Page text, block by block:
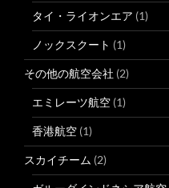
タイ・ライオンエア (1)
ノックスクート (1)
その他の航空会社 (2)
エミレーツ航空 (1)
香港航空 (1)
スカイチーム (2)